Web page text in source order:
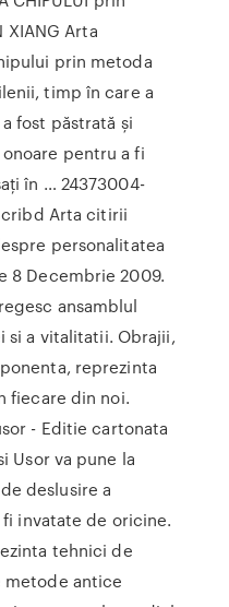
XIANG Arta
prin metoda
timp în care a
fost păstrată și
pentru a fi
în … 24373004-
Arta citirii
personalitatea
8 Decembrie 2009.
ansamblul
si a vitalitatii. Obrajii,
reprezinta
fiecare din noi.
- Editie cartonata
Usor va pune la
deslusire a
invatate de oricine.
tehnici de
antice